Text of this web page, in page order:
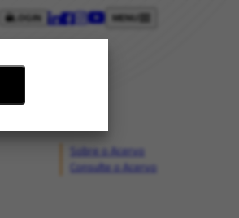
LOGIN
Sobre o Acervo
Consulte o Acervo